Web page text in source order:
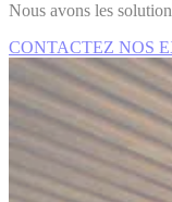
Nous avons les
CONTACTEZ NOS